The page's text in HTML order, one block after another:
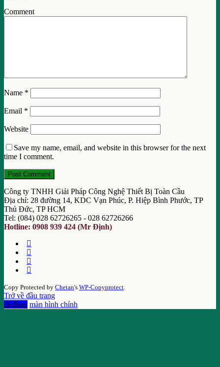
Comment
Name *
Email *
Website
Save my name, email, and website in this browser for the next
time I comment.
Công ty TNHH Giải Pháp Công Nghệ Thiết Bị Toàn Cầu
Địa chỉ: 28 đường 14, KDC Vạn Phúc, P. Hiệp Bình Phước, TP
Thủ Đức, TP HCM
Tel: (084) 028 62726265 - 028 62726266
Hotline: 0908 939 424 (Mr Định)
Copy Protected by Chetan's WP-Copyprotect.
Trở về đầu trang
di động màn hình chính